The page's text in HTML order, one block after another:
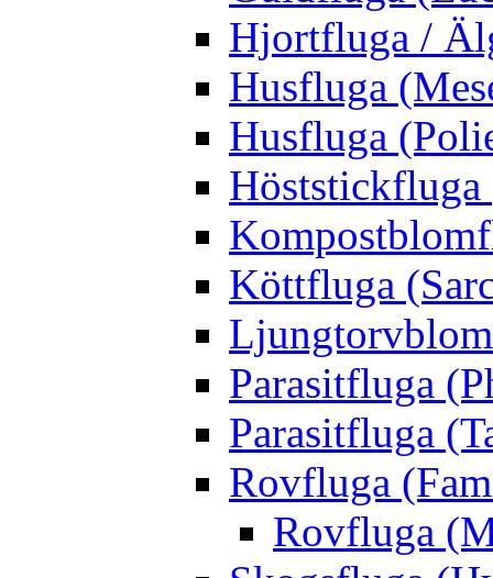
Hjortfluga /
Husfluga
Husfluga
Höststickfluga
Köttfluga
Parasitfluga
Parasitfluga
Rovfluga
Rovfluga